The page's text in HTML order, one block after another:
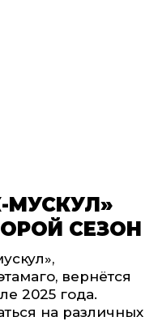
МУСКУЛ»
СЕЗОН
вернётся
2025 года.
на различных